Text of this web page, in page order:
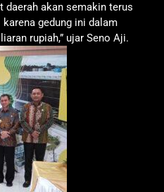
daerah akan semakin terus
gedung ini dalam
rupiah,” ujar Seno Aji.